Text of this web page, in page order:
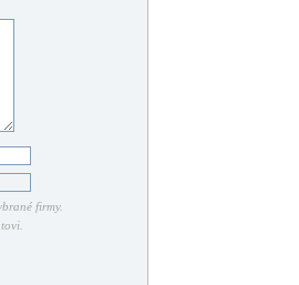
firmy.